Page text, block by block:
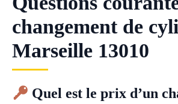
changement de
Marseille 13010
Quel est le prix d’un